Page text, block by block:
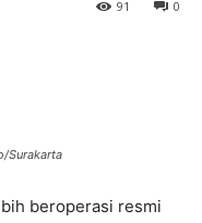
0
91
Surakarta
beroperasi resmi